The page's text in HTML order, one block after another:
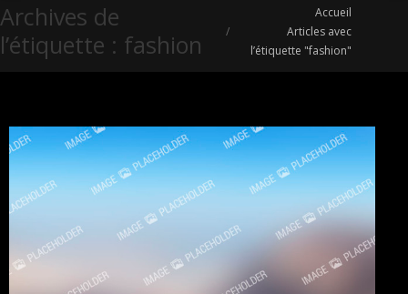
Archives de
l’étiquette : fashion
Accueil
Articles avec
l’étiquette "fashion"